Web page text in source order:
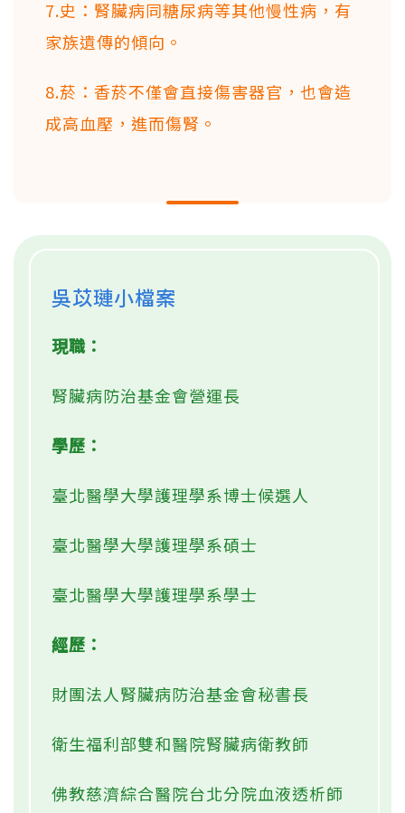
7.史：腎臟病同糖尿病等其他慢性病，有
家族遺傳的傾向。
8.菸：香菸不僅會直接傷害器官，也會造
成高血壓，進而傷腎。
吳苡璉小檔案
現職：
腎臟病防治基金會營運長
學歷：
臺北醫學大學護理學系博士候選人
臺北醫學大學護理學系碩士
臺北醫學大學護理學系學士
經歷：
財團法人腎臟病防治基金會秘書長
衛生福利部雙和醫院腎臟病衛教師
佛教慈濟綜合醫院台北分院血液透析師